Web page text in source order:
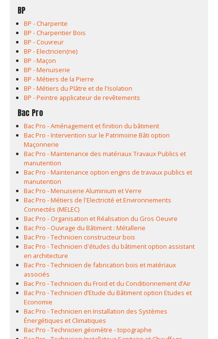
BP
BP - Charpente
BP - Charpentier Bois
BP - Couvreur
BP - Electricien(ne)
BP - Maçon
BP - Menuiserie
BP - Métiers de la Pierre
BP - Métiers du Plâtre et de l'Isolation
BP - Peintre applicateur de revêtements
Bac Pro
Bac Pro - Aménagement et finition du bâtiment
Bac Pro - Intervention sur le Patrimoine Bâti option
Maçonnerie
Bac Pro - Maintenance des matériaux Travaux Publics et
manutention
Bac Pro - Maintenance option engins de travaux publics et
manutention
Bac Pro - Menuiserie Aluminium et Verre
Bac Pro - Métiers de l'Electricité et Environnements
Connectés (MELEC)
Bac Pro - Organisation et Réalisation du Gros Oeuvre
Bac Pro - Ouvrage du Bâtiment : Métallerie
Bac Pro - Technicien constructeur bois
Bac Pro - Technicien d'études du bâtiment option assistant
en architecture
Bac Pro - Technicien de fabrication bois et matériaux
associés
Bac Pro - Technicien du Froid et du Conditionnement d’Air
Bac Pro - Technicien d’Etude du Bâtiment option Etudes et
Economie
Bac Pro - Technicien en Installation des Systèmes
Énergétiques et Climatiques
Bac Pro - Technicien géomètre - topographe